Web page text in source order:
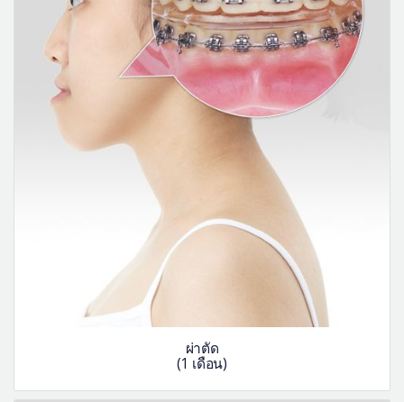
ผ่าตัด
(1 เดือน)